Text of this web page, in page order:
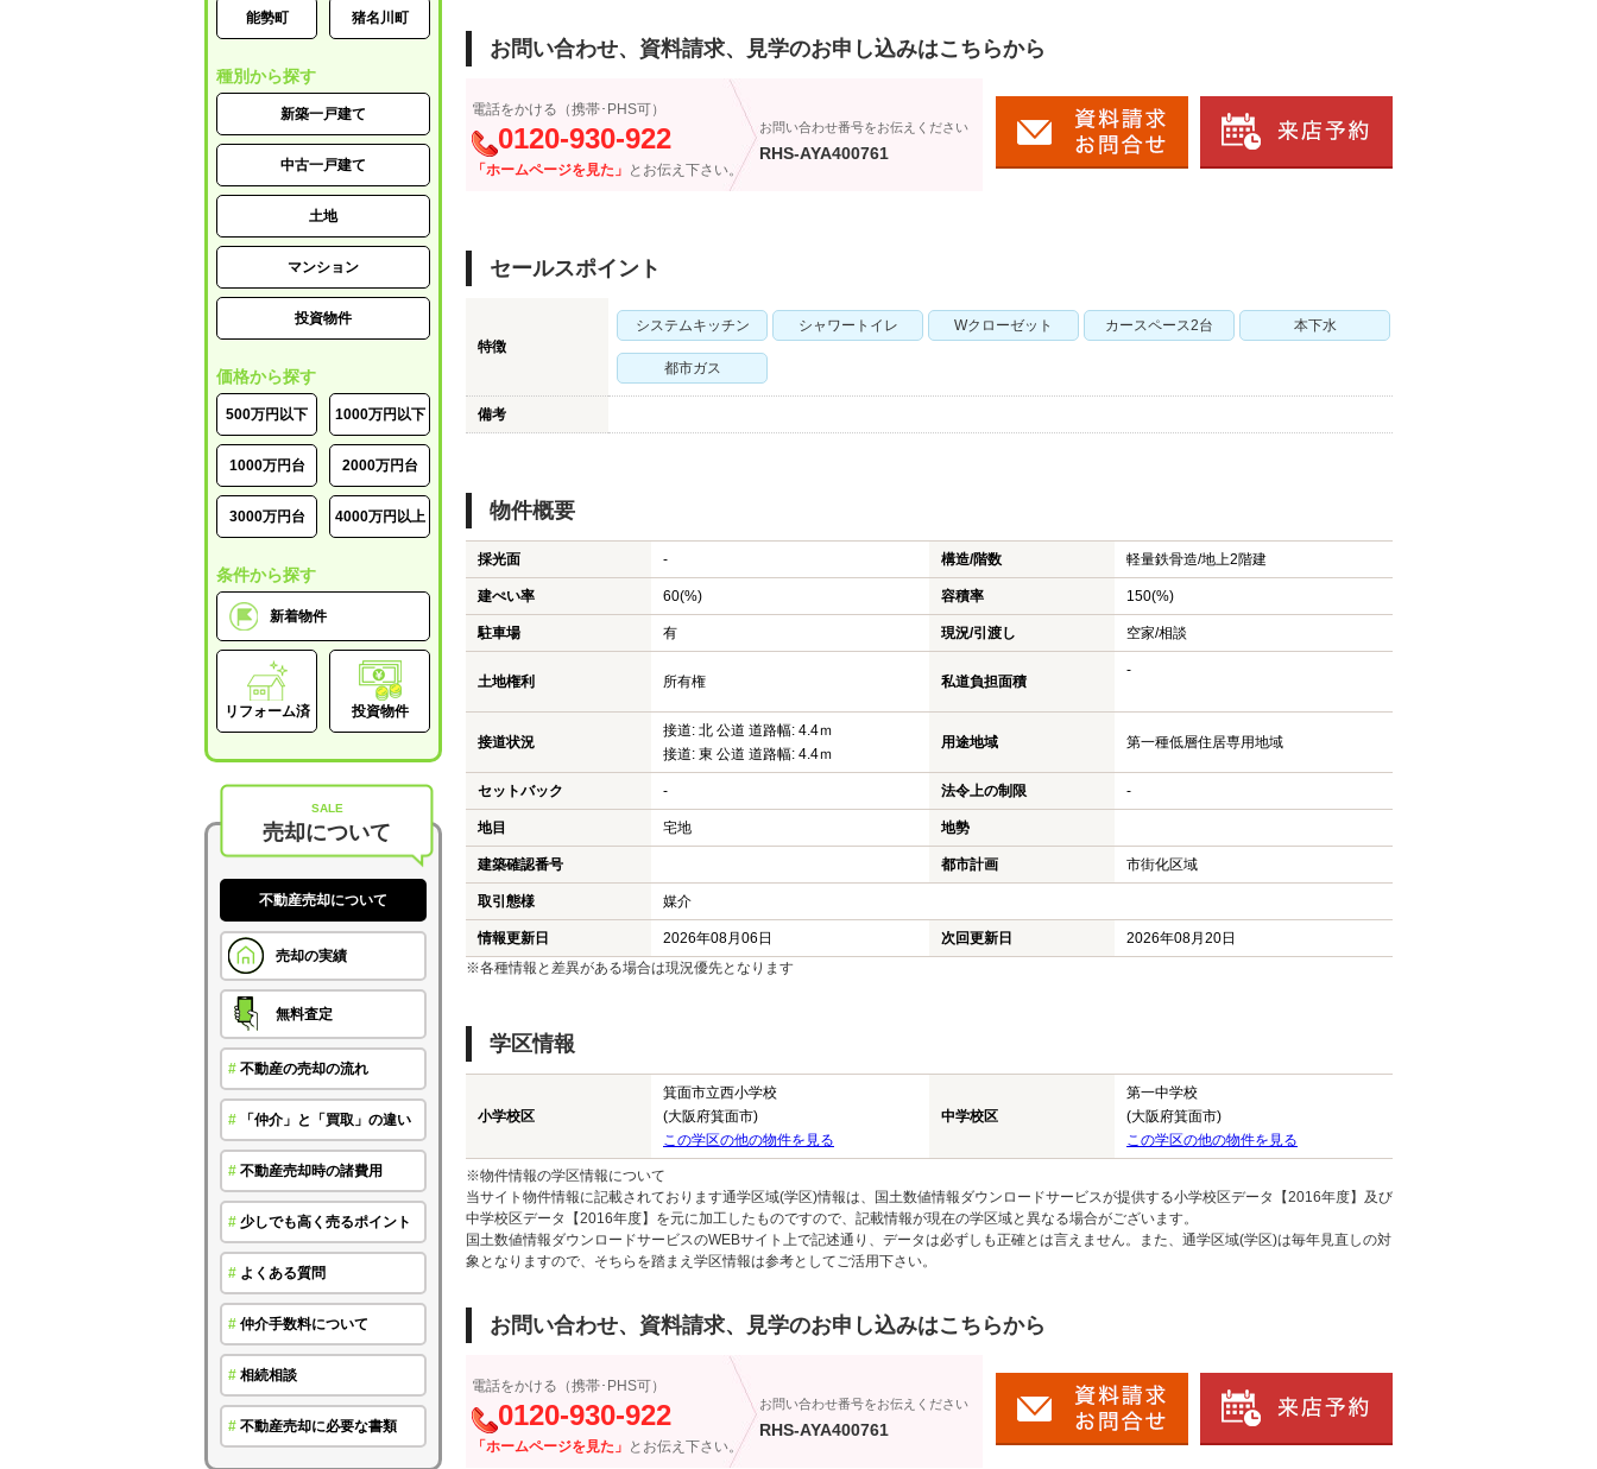
お問い合わせ、資料請求、見学のお申し込みはこちらから
電話をかける（携帯･PHS可）
0120-930-922
「ホームページを見た」 とお伝え下さい。
お問い合わせ番号をお伝えください
RHS-AYA400761
セールスポイント
特徴
システムキッチン シャワートイレ Wクローゼット カースペース2台 本下水
都市ガス
備考
物件概要
採光面 - 構造/階数 軽量鉄骨造/地上2階建
建ぺい率 60(%) 容積率 150(%)
駐車場 有 現況/引渡し 空家/相談
土地権利 所有権 私道負担面積
-
接道状況
接道: 北 公道 道路幅: 4.4ｍ
接道: 東 公道 道路幅: 4.4ｍ
用途地域 第一種低層住居専用地域
セットバック - 法令上の制限 -
地目 宅地 地勢
建築確認番号 都市計画 市街化区域
取引態様 媒介
情報更新日 2026年08月06日 次回更新日
2026年08月20日
※各種情報と差異がある場合は現況優先となります
学区情報
小学校区
箕面市立西小学校
(大阪府箕面市)
この学区の他の物件を見る
中学校区
第一中学校
(大阪府箕面市)
この学区の他の物件を見る
※物件情報の学区情報について
当サイト物件情報に記載されております通学区域(学区)情報は、国土数値情報ダウンロードサービスが提供する小学校区データ【2016年度】及び
中学校区データ【2016年度】を元に加工したものですので、記載情報が現在の学区域と異なる場合がございます。
国土数値情報ダウンロードサービスのWEBサイト上で記述通り、データは必ずしも正確とは言えません。また、通学区域(学区)は毎年見直しの対
象となりますので、そちらを踏まえ学区情報は参考としてご活用下さい。
お問い合わせ、資料請求、見学のお申し込みはこちらから
電話をかける（携帯･PHS可）
0120-930-922
「ホームページを見た」 とお伝え下さい。
お問い合わせ番号をお伝えください
RHS-AYA400761
能勢町 猪名川町
種別から探す
新築一戸建て
中古一戸建て
土地
マンション
投資物件
価格から探す
500万円以下 1000万円以下
1000万円台 2000万円台
3000万円台 4000万円以上
条件から探す
新着物件
リフォーム済 投資物件
SALE
売却について
不動産売却について
売却の実績
無料査定
# 不動産の売却の流れ
# 「仲介」と「買取」の違い
# 不動産売却時の諸費用
# 少しでも高く売るポイント
# よくある質問
# 仲介手数料について
# 相続相談
# 不動産売却に必要な書類